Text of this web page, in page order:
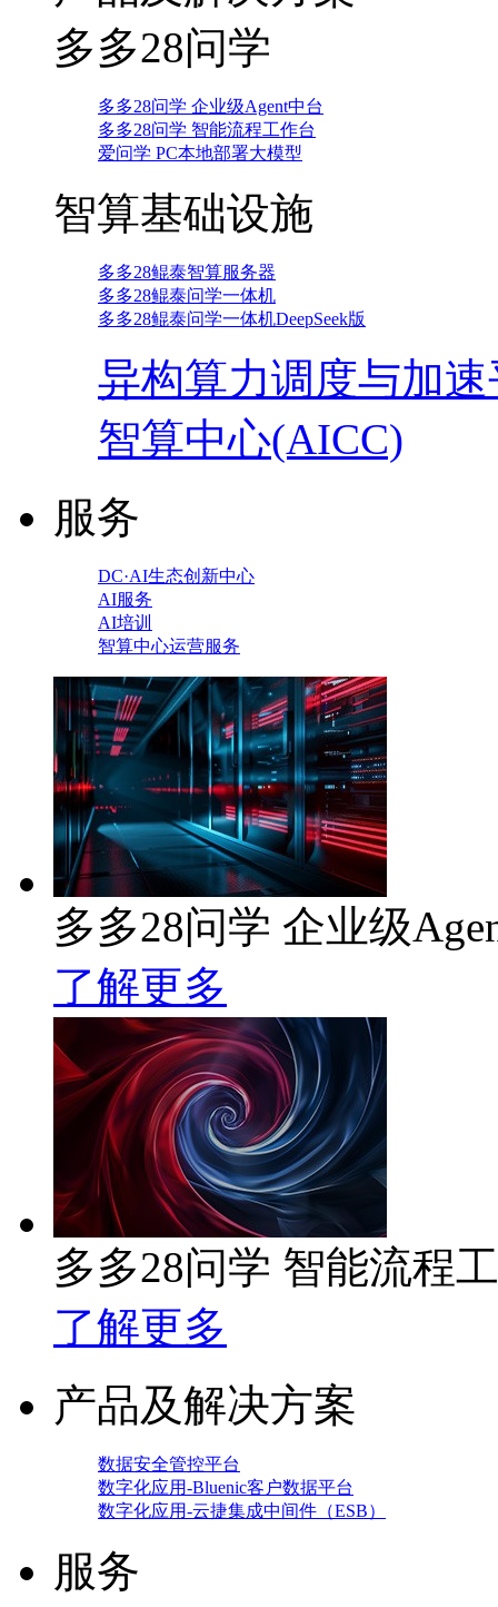
多多28问学
多多28问学 企业级Agent中台
多多28问学 智能流程工作台
爱问学 PC本地部署大模型
智算基础设施
多多28鲲泰智算服务器
多多28鲲泰问学一体机
多多28鲲泰问学一体机DeepSeek版
异构算力调度与加
智算中心(AICC)
服务
DC·AI生态创新中心
AI服务
AI培训
智算中心运营服务
多多28问学 企业级
了解更多
多多28问学 智能流程
了解更多
产品及解决方案
数据安全管控平台
数字化应用-Bluenic客户数据平台
数字化应用-云捷集成中间件（ESB）
服务